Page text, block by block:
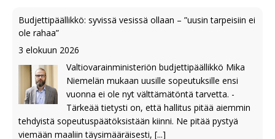
Budjettipäällikkö: syvissä vesissä ollaan – ”uusin tarpeisiin ei
ole rahaa”
3 elokuun 2026
Valtiovarainministeriön budjettipäällikkö Mika
Niemelän mukaan uusille sopeutuksille ensi
vuonna ei ole nyt välttämätöntä tarvetta. -
Tärkeää tietysti on, että hallitus pitää aiemmin
tehdyistä sopeutuspäätöksistään kiinni. Ne pitää pystyä
viemään maaliin täysimääräisesti, [...]